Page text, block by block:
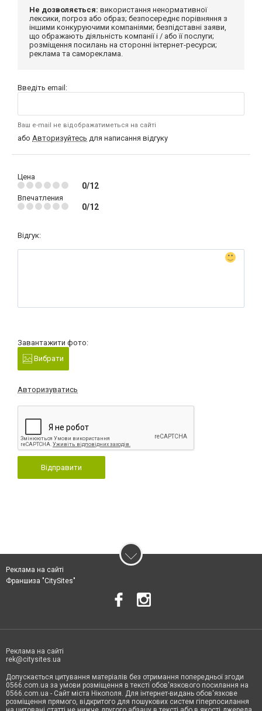
Не дозволяється: використання ненормативної
лексики, погроз або образ; безпосереднє порівняння з
іншими конкуруючими компаніями; безпідставні заяви,
що ображають діяльність компанії і / або її послуги;
розміщення посилань на сторонні інтернет-ресурси;
реклама та самореклама.
Введіть email:
Ваш e-mail не відображатиметься на сайті
або Авторизуйтесь для написання відгуку
Цена
0/12
Впечатления
0/12
Відгук:
Завантажити фото:
Вибрати
Авторизуватись
Відправити
Реклама на сайті
Франшиза "CitySites"
Реклама на сайті
rek@citysites.ua
Допускається цитування матеріалів без отримання попередньої згоди
0566.com.ua за умови розміщення в тексті обов'язкового посилання на
0566.com.ua - Сайт міста Нікополя. Для інтернет-видань обов'язкове
розміщення прямого, відкритого для пошукових систем гіперпосилання